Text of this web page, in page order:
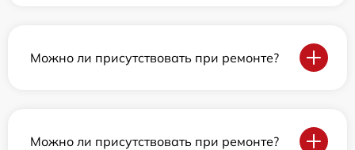
Можно ли присутствовать при ремонте?
Можно ли присутствовать при ремонте?